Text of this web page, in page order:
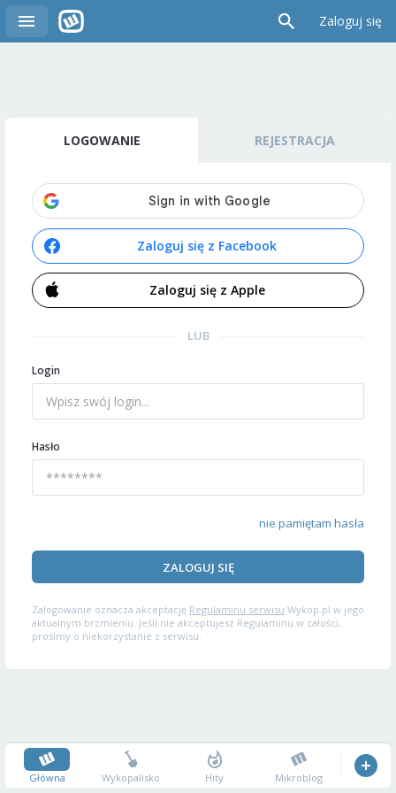
Zaloguj się
LOGOWANIE REJESTRACJA
Zaloguj się z Facebook
Zaloguj się z Apple
LUB
Login
Hasło
nie pamiętam hasła
ZALOGUJ SIĘ
Zalogowanie oznacza akceptację Regulaminu serwisu Wykop.pl w jego
aktualnym brzmieniu. Jeśli nie akceptujesz Regulaminu w całości,
prosimy o niekorzystanie z serwisu.
Główna Wykopalisko Hity Mikroblog